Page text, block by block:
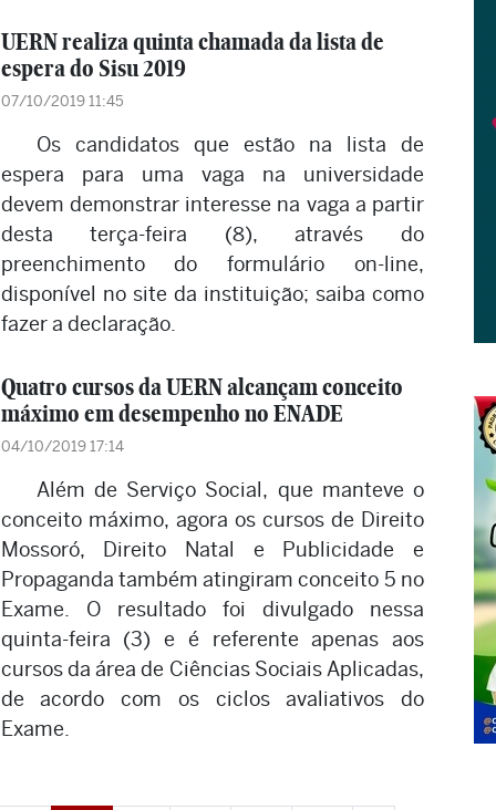
UERN realiza quinta chamada da lista de
espera do Sisu 2019
07/10/2019 11:45
Os candidatos que estão na lista de
espera para uma vaga na universidade
devem demonstrar interesse na vaga a partir
desta terça-feira (8), através do
preenchimento do formulário on-line,
disponível no site da instituição; saiba como
fazer a declaração.
Quatro cursos da UERN alcançam conceito
máximo em desempenho no ENADE
04/10/2019 17:14
Além de Serviço Social, que manteve o
conceito máximo, agora os cursos de Direito
Mossoró, Direito Natal e Publicidade e
Propaganda também atingiram conceito 5 no
Exame. O resultado foi divulgado nessa
quinta-feira (3) e é referente apenas aos
cursos da área de Ciências Sociais Aplicadas,
de acordo com os ciclos avaliativos do
Exame.